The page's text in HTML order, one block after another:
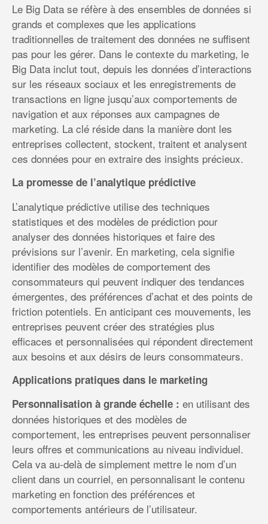
Le Big Data se réfère à des ensembles de données si
grands et complexes que les applications
traditionnelles de traitement des données ne suffisent
pas pour les gérer. Dans le contexte du marketing, le
Big Data inclut tout, depuis les données d’interactions
sur les réseaux sociaux et les enregistrements de
transactions en ligne jusqu’aux comportements de
navigation et aux réponses aux campagnes de
marketing. La clé réside dans la manière dont les
entreprises collectent, stockent, traitent et analysent
ces données pour en extraire des insights précieux.
La promesse de l’analytique prédictive
L’analytique prédictive utilise des techniques
statistiques et des modèles de prédiction pour
analyser des données historiques et faire des
prévisions sur l’avenir. En marketing, cela signifie
identifier des modèles de comportement des
consommateurs qui peuvent indiquer des tendances
émergentes, des préférences d’achat et des points de
friction potentiels. En anticipant ces mouvements, les
entreprises peuvent créer des stratégies plus
efficaces et personnalisées qui répondent directement
aux besoins et aux désirs de leurs consommateurs.
Applications pratiques dans le marketing
Personnalisation à grande échelle : en utilisant des
données historiques et des modèles de
comportement, les entreprises peuvent personnaliser
leurs offres et communications au niveau individuel.
Cela va au-delà de simplement mettre le nom d’un
client dans un courriel, en personnalisant le contenu
marketing en fonction des préférences et
comportements antérieurs de l’utilisateur.